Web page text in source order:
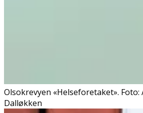
Olsokrevyen «Helseforetaket». Foto:
Dalløkken